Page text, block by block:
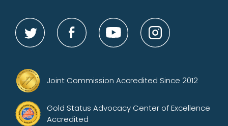
Joint Commission Accredited Since 2012
Gold Status Advocacy Center of Excellence
Accredited